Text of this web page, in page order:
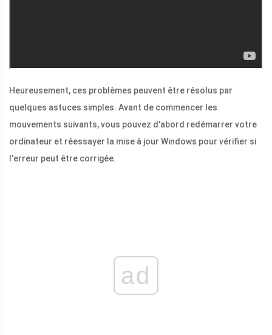
Heureusement, ces problèmes peuvent être résolus par
quelques astuces simples. Avant de commencer les
mouvements suivants, vous pouvez d'abord redémarrer votre
ordinateur et réessayer la mise à jour Windows pour vérifier si
l'erreur peut être corrigée.
ad